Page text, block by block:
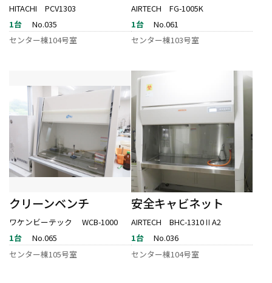
HITACHI PCV1303
1台
No.035
センター棟104号室
AIRTECH FG-1005K
1台
No.061
センター棟103号室
クリーンベンチ
ワケンビーテック WCB-1000
1台
No.065
センター棟105号室
安全キャビネット
AIRTECH BHC-1310ⅡA2
1台
No.036
センター棟104号室